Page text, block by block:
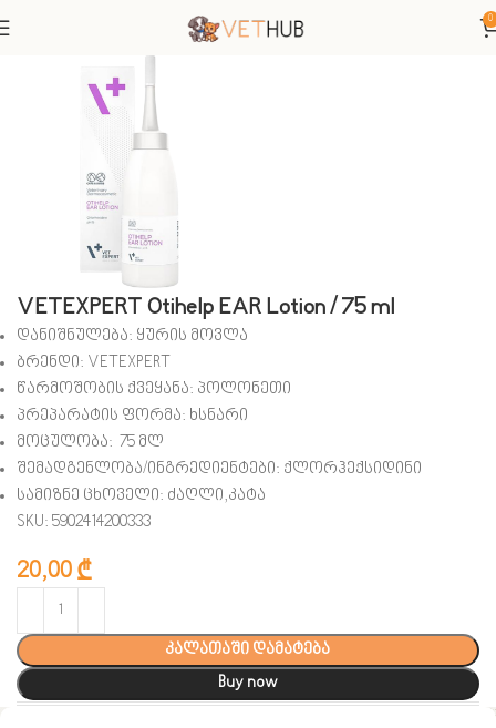
0
VETEXPERT Otihelp EAR Lotion / 75 ml
დანიშნულება: ყურის მოვლა
ბრენდი: VETEXPERT
წარმოშობის ქვეყანა: პოლონეთი
პრეპარატის ფორმა: ხსნარი
მოცულობა: 75 მლ
შემადგენლობა/ინგრედიენტები: ქლორჰექსიდინი
სამიზნე ცხოველი: ძაღლი,კატა
SKU: 5902414200333
20,00 ₾
კალათაში დამატება
Buy now